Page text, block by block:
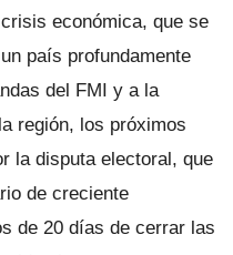
económica, que se
país profundamente
del FMI y a la
región, los próximos
la disputa electoral, que
de creciente
de 20 días de cerrar las